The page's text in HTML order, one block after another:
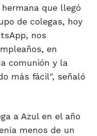
que llegó
de colegas, hoy
nos
en
comunión y la
más fácil", señaló
a Azul en el año
menos de un